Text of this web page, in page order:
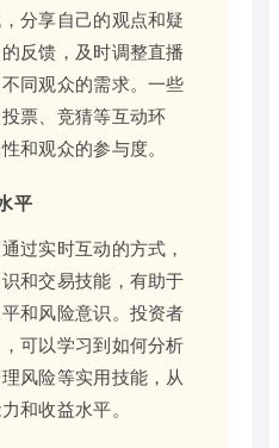
分享自己的观点和疑
反馈，及时调整直播
同观众的需求。一些
票、竞猜等互动环
和观众的参与度。
平
过实时互动的方式，
和交易技能，有助于
和风险意识。投资者
可以学习到如何分析
风险等实用技能，从
和收益水平。